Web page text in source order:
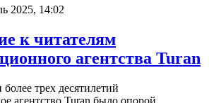
2025, 14:02
к читателям
агентства Turan
трех десятилетий
агентство Turan было опорой